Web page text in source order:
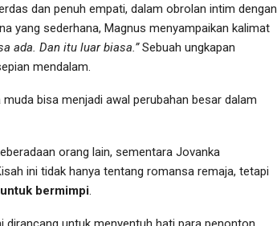
dan penuh empati, dalam obrolan intim dengan
yang sederhana, Magnus menyampaikan kalimat
ada. Dan itu luar biasa.”Sebuah ungkapan
mendalam.
bisa menjadi awal perubahan besar dalam
orang lain, sementara Jovanka
ini tidak hanya tentang romansa remaja, tetapi
bermimpi.